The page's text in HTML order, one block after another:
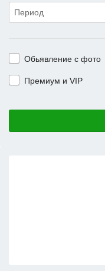
Период
Обьявление с фото
Премиум и VIP